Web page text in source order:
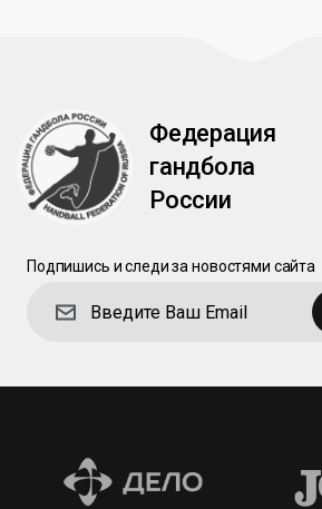
Федерация
гандбола
России
Подпишись и следи за новостями сайта